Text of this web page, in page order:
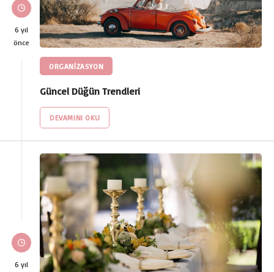
6 yıl
önce
ORGANİZASYON
Güncel Düğün Trendleri
DEVAMINI OKU
6 yıl